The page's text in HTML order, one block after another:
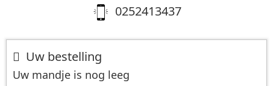
0252413437
Uw bestelling
Uw mandje is nog leeg